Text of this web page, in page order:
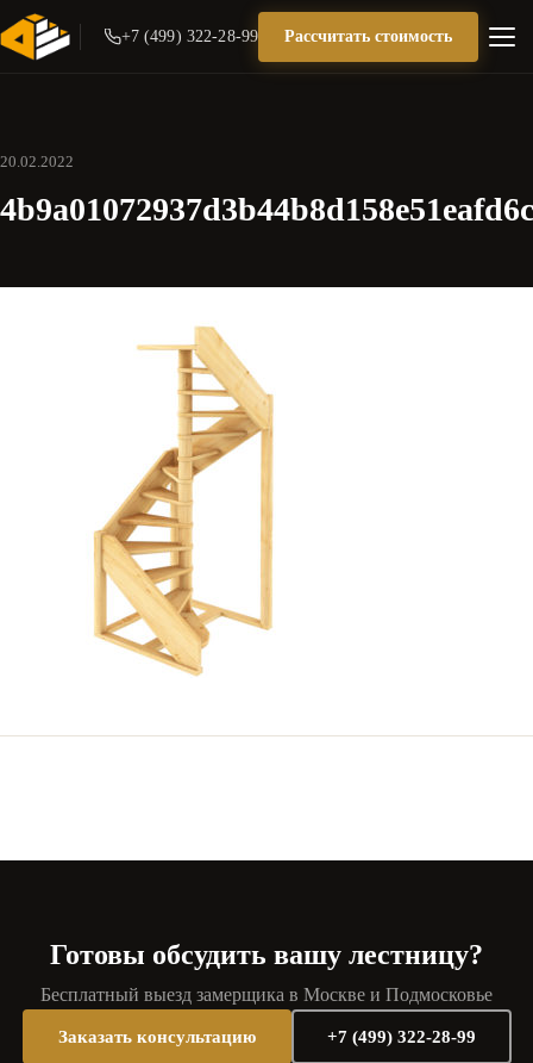
+7 (499) 322-28-99 Рассчитать стоимость
20.02.2022
4b9a01072937d3b44b8d158e51eafd6c
Готовы обсудить вашу лестницу?
Бесплатный выезд замерщика в Москве и Подмосковье
Заказать консультацию +7 (499) 322-28-99